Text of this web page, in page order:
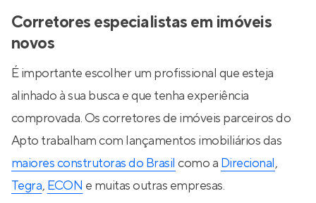
Corretores especialistas em imóveis
novos
É importante escolher um profissional que esteja
alinhado à sua busca e que tenha experiência
comprovada. Os corretores de imóveis parceiros do
Apto trabalham com lançamentos imobiliários das
maiores construtoras do Brasil como a Direcional,
Tegra, ECON e muitas outras empresas.